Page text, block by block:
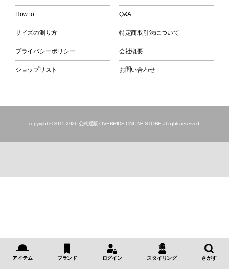
How to Q&A
サイズの測り方 特定商取引法について
プライバシーポリシー 会社概要
ショップリスト お問い合わせ
copyright © 2015-2026 公式通販 OVERRIDE ONLINE STORE all rights reserved.
アイテム ブランド ログイン スタイリング さがす